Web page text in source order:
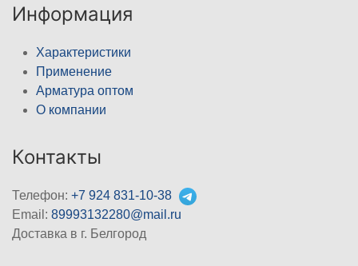
Информация
Характеристики
Применение
Арматура оптом
О компании
Контакты
Телефон: +7 924 831-10-38
Email: 89993132280@mail.ru
Доставка в г. Белгород